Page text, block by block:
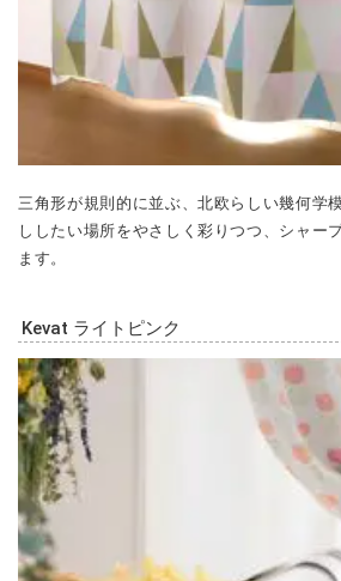
三角形が規則的に並ぶ、北欧らしい幾何学
ししたい場所をやさしく彩りつつ、シャー
ます。
Kevat ライトピンク